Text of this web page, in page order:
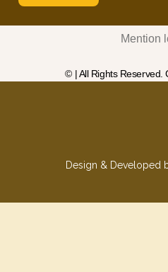
Mention
© | All Rights Reserved.
Design & Developed